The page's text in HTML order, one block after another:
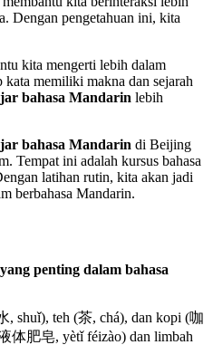
Dengan pengetahuan ini, kita
kita mengerti lebih dalam
memiliki makna dan sejarah
bahasa Mandarin lebih
bahasa Mandarin di Beijing
Tempat ini adalah kursus bahasa
latihan rutin, kita akan jadi
berbahasa Mandarin.
penting dalam bahasa
, shuǐ), teh (茶, chá), dan kopi (咖
体肥皂, yètǐ féizào) dan limbah